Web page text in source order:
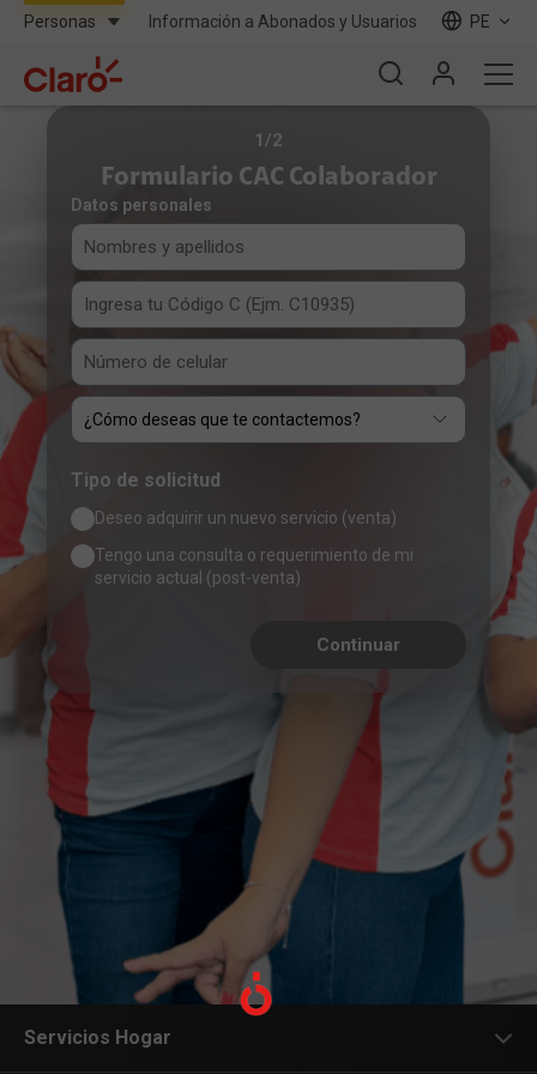
Información a Abonados y Usuarios PE
1/2
Formulario CAC Colaborador
Datos personales
Tipo de solicitud
Deseo adquirir un nuevo servicio (venta)
Tengo una consulta o requerimiento de mi
servicio actual (post-venta)
Continuar
Servicios Hogar